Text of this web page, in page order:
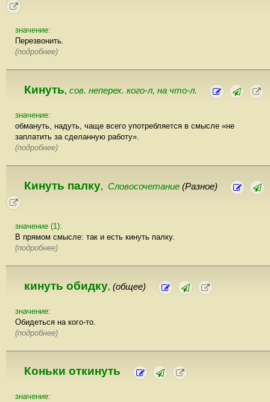
значение:
Перезвонить.
(подробнее)
Кинуть, сов. неперех. кого-л, на что-л.
значение:
обмануть, надуть, чаще всего употребляется в смысле «не
заплатить за сделанную работу».
(подробнее)
Кинуть палку, Словосочетание (Разное)
значение (1):
В прямом смысле: так и есть кинуть палку.
(подробнее)
кинуть обидку, (общее)
значение:
Обидеться на кого-то.
(подробнее)
Коньки откинуть
значение: